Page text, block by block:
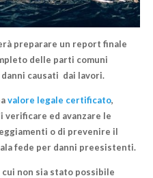
preparare un report finale
delle parti comuni
causati dai lavori.
valore legale certificato,
verificare ed avanzare le
o di prevenire il
fede per danni preesistenti.
non sia stato possibile